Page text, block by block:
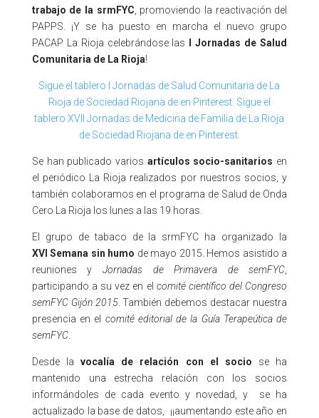
trabajo de la srmFYC , promoviendo la reactivación del
PAPPS. ¡Y se ha puesto en marcha el nuevo grupo
PACAP La Rioja celebrándose las I Jornadas de Salud
Comunitaria de La Rioja!
Sigue el tablero I Jornadas de Salud Comunitaria de La
Rioja de Sociedad Riojana de en Pinterest. Sigue el
tablero XVII Jornadas de Medicina de Familia de La Rioja
de Sociedad Riojana de en Pinterest.
Se han publicado varios artículos socio-sanitarios en
el periódico La Rioja realizados por nuestros socios, y
también colaboramos en el programa de Salud de Onda
Cero La Rioja los lunes a las 19 horas.
El grupo de tabaco de la srmFYC ha organizado la
XVI Semana sin humo de mayo 2015. Hemos asistido a
reuniones y Jornadas de Primavera de semFYC
participando a su vez en el comité científico del Congreso
semFYC Gijón 2015. También debemos destacar nuestra
presencia en el comité editorial de la Guía Terapeútica de
semFYC.
Desde lavocalía de relación con el socio se ha
mantenido una estrecha relación con los socios
informándoles de cada evento y novedad, y se ha
actualizado la base de datos, ¡¡aumentando este año en